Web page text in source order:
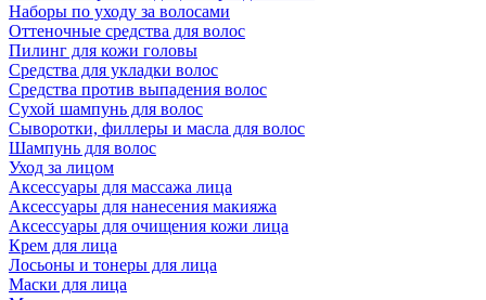
Наборы по уходу за волосами
Оттеночные средства для волос
Пилинг для кожи головы
Средства для укладки волос
Средства против выпадения волос
Сухой шампунь для волос
Сыворотки, филлеры и масла для волос
Шампунь для волос
Уход за лицом
Аксессуары для массажа лица
Аксессуары для нанесения макияжа
Аксессуары для очищения кожи лица
Крем для лица
Лосьоны и тонеры для лица
Маски для лица